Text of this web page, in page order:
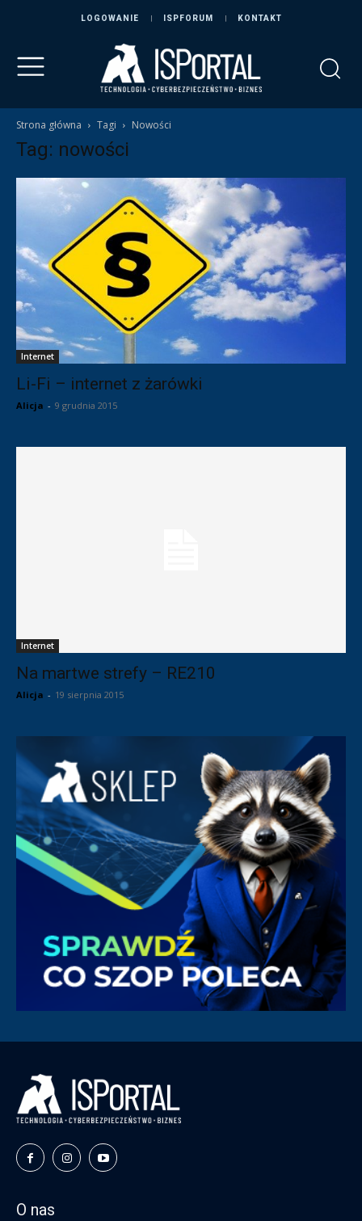
LOGOWANIE ISPFORUM KONTAKT
Strona główna Tagi Nowości
Tag: nowości
Internet
Li-Fi – internet z żarówki
Alicja - 9 grudnia 2015
Internet
Na martwe strefy – RE210
Alicja - 19 sierpnia 2015
O nas